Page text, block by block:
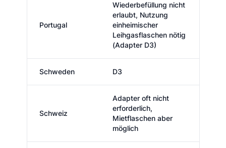
Portugal
Wiederbefüllung nicht
erlaubt, Nutzung
einheimischer
Leihgasflaschen nötig
(Adapter D3)
Schweden D3
Schweiz
Adapter oft nicht
erforderlich,
Mietflaschen aber
möglich